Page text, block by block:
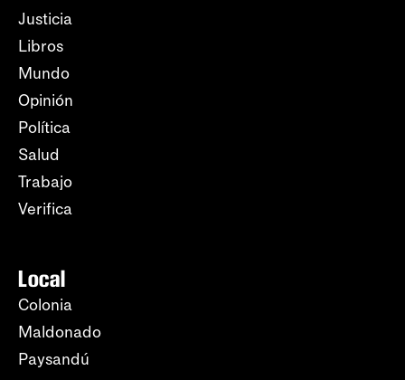
Justicia
Libros
Mundo
Opinión
Política
Salud
Trabajo
Verifica
Local
Colonia
Maldonado
Paysandú